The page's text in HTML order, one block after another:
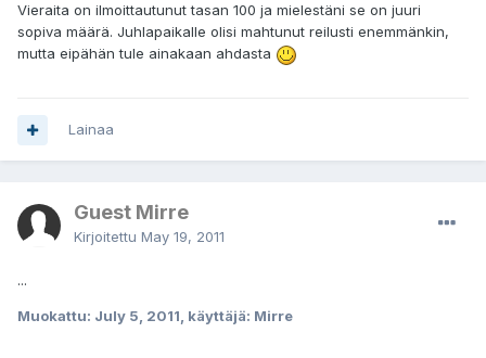
Vieraita on ilmoittautunut tasan 100 ja mielestäni se on juuri
sopiva määrä. Juhlapaikalle olisi mahtunut reilusti enemmänkin,
mutta eipähän tule ainakaan ahdasta
Lainaa
Guest Mirre
Kirjoitettu May 19, 2011
...
Muokattu: July 5, 2011, käyttäjä: Mirre